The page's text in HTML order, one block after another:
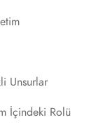
Unsurlar
İçindeki Rolü